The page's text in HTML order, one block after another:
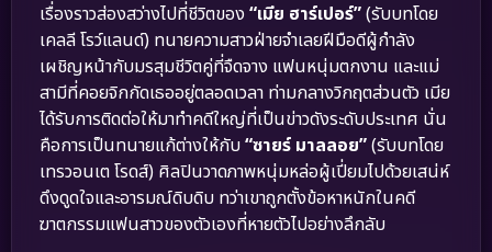
เรื่องราวส่องสว่างไปที่ชีวิตของ “เมีย ฮาร์เปอร์”(รับบทโดย
เคลลี โรว์แลนด์) ทนายความสาวฝ่ายจำเลยฝีมือดีผู้กำลัง
เผชิญหน้ากับมรสุมชีวิตคู่ที่จืดจาง แฟนหนุ่มตกงาน และแม่
สามีที่คอยจิกกัดเธออยู่ตลอดเวลา ท่ามกลางวิกฤตส่วนตัว เมีย
ได้รับการติดต่อให้มาทำคดีใหญ่ที่เป็นข่าวดังระดับประเทศ นั่น
คือการเป็นทนายแก้ต่างให้กับ“ซายร์ มาลลอย”(รับบทโดย
เทรวอนเต โรดส์) ศิลปินวาดภาพหนุ่มหล่อผู้เปี่ยมไปด้วยเสน่ห์
ดึงดูดใจและอารมณ์ดิบดิบ ทว่าเขาถูกตั้งข้อหาหนักในคดี
ฆาตกรรมแฟนสาวของตัวเองที่หายตัวไปอย่างลึกลับ